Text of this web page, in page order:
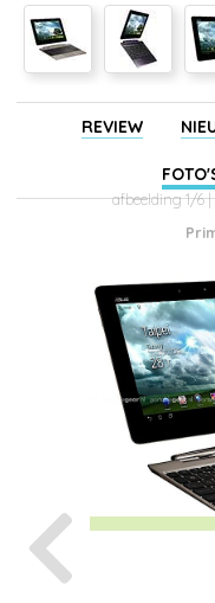
REVIEW
afbeelding 1/6 |